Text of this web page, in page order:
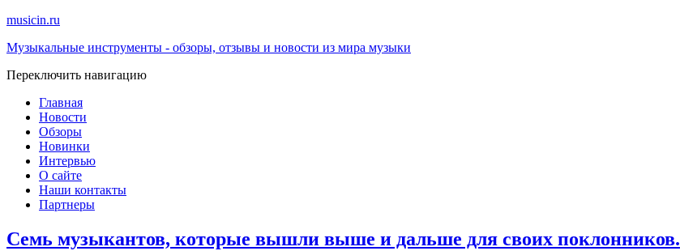
musicin.ru
Музыкальные инструменты - обзоры, отзывы и новости из мира музыки
Переключить навигацию
Главная
Новости
Обзоры
Новинки
Интервью
О сайте
Наши контакты
Партнеры
Семь музыкантов, которые вышли выше и дальше для своих поклонников.